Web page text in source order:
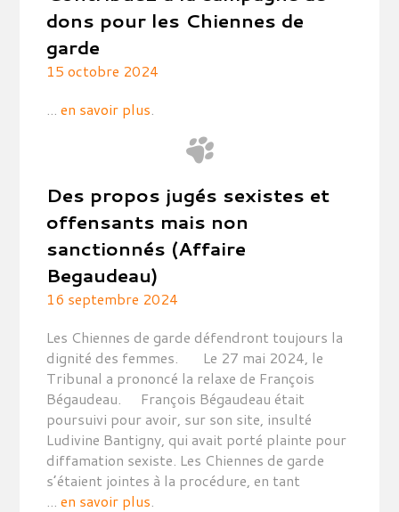
dons pour les Chiennes de
garde
15 octobre 2024
...en savoir plus.
Des propos jugés sexistes et
offensants mais non
sanctionnés (Affaire
Begaudeau)
16 septembre 2024
Les Chiennes de garde défendront toujours la
dignité des femmes. Le 27 mai 2024, le
Tribunal a prononcé la relaxe de François
Bégaudeau. François Bégaudeau était
poursuivi pour avoir, sur son site, insulté
Ludivine Bantigny, qui avait porté plainte pour
diffamation sexiste. Les Chiennes de garde
s’étaient jointes à la procédure, en tant
...en savoir plus.